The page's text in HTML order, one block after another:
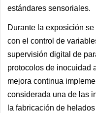
estándares sensoriales.
Durante la exposición
con el control de
supervisión digital de
protocolos de inocuidad
mejora continua
considerada una de las
la fabricación de